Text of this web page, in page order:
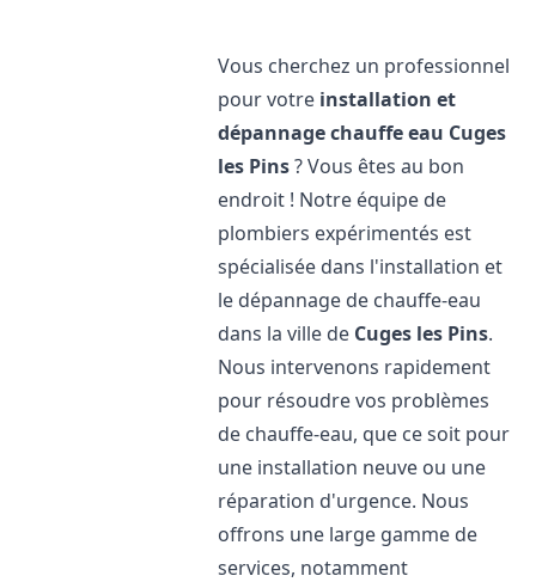
Vous cherchez un professionnel
pour votre installation et
dépannage chauffe eau Cuges
les Pins? Vous êtes au bon
endroit ! Notre équipe de
plombiers expérimentés est
spécialisée dans l'installation et
le dépannage de chauffe-eau
dans la ville de Cuges les Pins.
Nous intervenons rapidement
pour résoudre vos problèmes
de chauffe-eau, que ce soit pour
une installation neuve ou une
réparation d'urgence. Nous
offrons une large gamme de
services, notamment